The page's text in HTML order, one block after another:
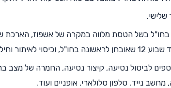
בחו"ל בשל הטסת מלווה במקרה של אשפוז,
לאיתור וחילוץ.
לביטול נסיעה, קיצור נסיעה, החמרה של מצב
נייד, טלפון סלולארי, אופניים ועוד.